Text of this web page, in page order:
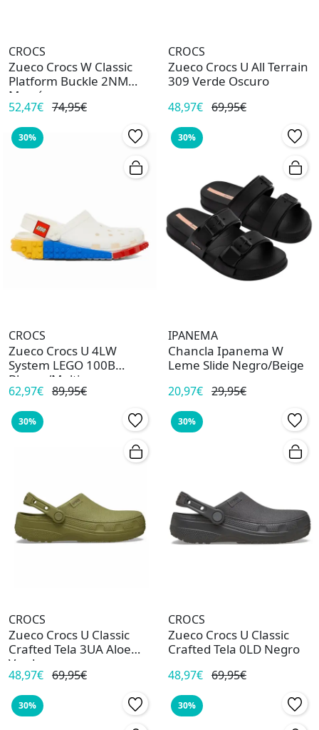
CROCS
Zueco Crocs W Classic
Platform Buckle 2NM
Marrón
52,47€ 74,95€
CROCS
Zueco Crocs U All Terrain
309 Verde Oscuro
48,97€ 69,95€
30%
CROCS
Zueco Crocs U 4LW
System LEGO 100B
Blanco/Multi
62,97€ 89,95€
30%
IPANEMA
Chancla Ipanema W
Leme Slide Negro/Beige
20,97€ 29,95€
30%
CROCS
Zueco Crocs U Classic
Crafted Tela 3UA Aloe
Verde
48,97€ 69,95€
30%
CROCS
Zueco Crocs U Classic
Crafted Tela 0LD Negro
48,97€ 69,95€
30% 30%